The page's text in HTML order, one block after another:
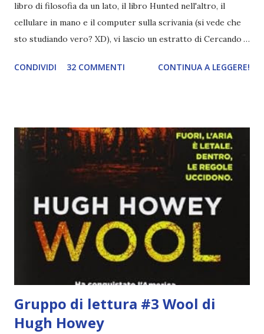
libro di filosofia da un lato, il libro Hunted nell'altro, il
cellulare in mano e il computer sulla scrivania (si vede che
sto studiando vero? XD), vi lascio un estratto di Cercando
costante nelle rubriche. Odiavo lo sport. Odiavo lo sport,
cui si gioca a mini-baseball mia madre voleva che mi facessi
delle amicizie, così mi obbligò a entrare nella squadra dei
Pirati di Orlando. Mi feci degli amici eccome: una masnada di
era inserirmi fra i coetanei. Fu soprattutto perché come
statura sovrastavo tutti gli altri giocatori se quell'anno per
un pelo non entrai nella formazione ufficiale. Qu...
CONDIVIDI 32 COMMENTI CONTINUA A LEGGERE!
Gruppo di lettura #3 Wool di
Hugh Howey